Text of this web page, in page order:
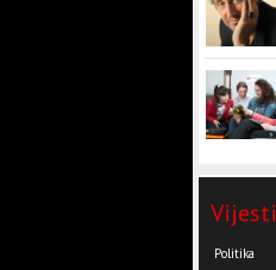
Vijesti
Politika